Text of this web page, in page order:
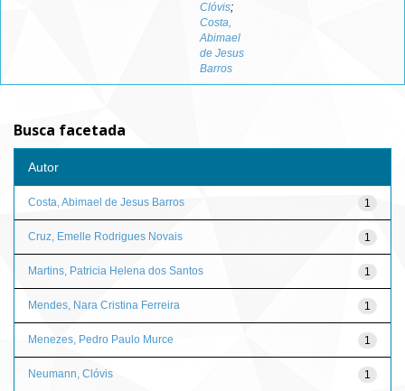
Clóvis;
Costa,
Abimael
de Jesus
Barros
Busca facetada
Autor
1
Costa, Abimael de Jesus Barros
1
Cruz, Emelle Rodrigues Novais
1
Martins, Patricia Helena dos Santos
1
Mendes, Nara Cristina Ferreira
1
Menezes, Pedro Paulo Murce
1
Neumann, Clóvis